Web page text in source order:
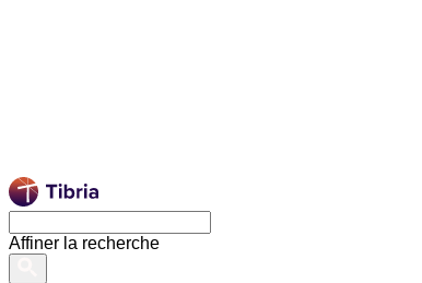
Affiner la recherche